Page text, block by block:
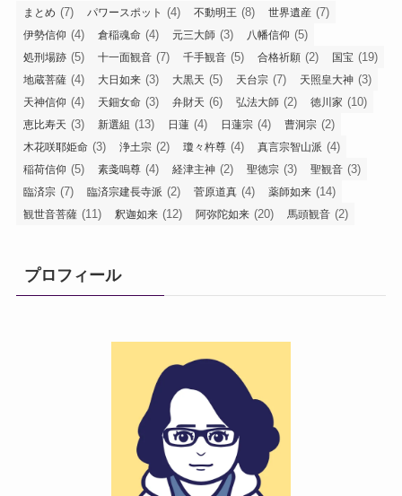
まとめ (7) パワースポット (4) 不動明王 (8) 世界遺産 (7)
伊勢信仰 (4) 倉稲魂命 (4) 元三大師 (3) 八幡信仰 (5)
処刑場跡 (5) 十一面観音 (7) 千手観音 (5) 合格祈願 (2) 国宝 (19)
地蔵菩薩 (4) 大日如来 (3) 大黒天 (5) 天台宗 (7) 天照皇大神 (3)
天神信仰 (4) 天鈿女命 (3) 弁財天 (6) 弘法大師 (2) 徳川家 (10)
恵比寿天 (3) 新選組 (13) 日蓮 (4) 日蓮宗 (4) 曹洞宗 (2)
木花咲耶姫命 (3) 浄土宗 (2) 瓊々杵尊 (4) 真言宗智山派 (4)
稲荷信仰 (5) 素戔嗚尊 (4) 経津主神 (2) 聖徳宗 (3) 聖観音 (3)
臨済宗 (7) 臨済宗建長寺派 (2) 菅原道真 (4) 薬師如来 (14)
観世音菩薩 (11) 釈迦如来 (12) 阿弥陀如来 (20) 馬頭観音 (2)
プロフィール